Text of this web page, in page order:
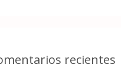
recientes